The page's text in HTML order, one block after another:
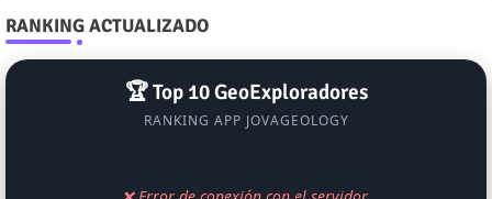
RANKING ACTUALIZADO
🏆 Top 10 GeoExploradores
RANKING APP JOVAGEOLOGY